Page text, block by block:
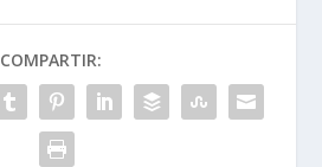
COMPARTIR: